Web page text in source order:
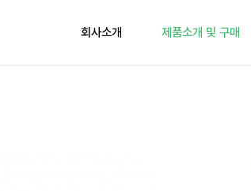
회사소개 제품소개 및 구매